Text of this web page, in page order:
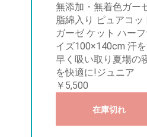
無添加・無着色ガー
脂綿入り ピュアコッ
ガーゼ ケット ハー
イズ100×140cm 汗
早く吸い取り夏場の
を快適に!ジュニア
￥5,500
在庫切れ